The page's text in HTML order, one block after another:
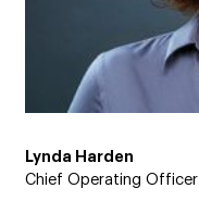
Lynda Harden
Chief Operating Officer